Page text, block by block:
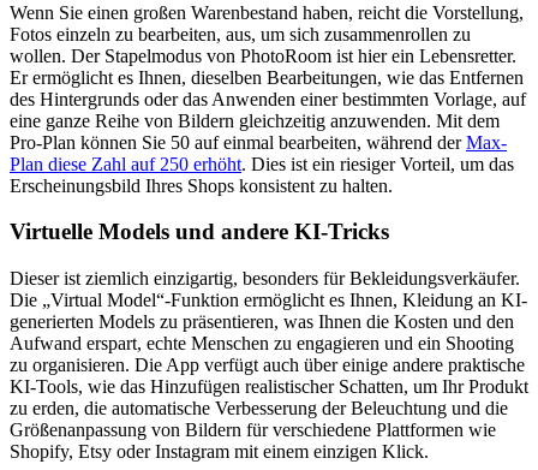
Wenn Sie einen großen Warenbestand haben, reicht die Vorstellung,
Fotos einzeln zu bearbeiten, aus, um sich zusammenrollen zu
wollen. Der Stapelmodus von PhotoRoom ist hier ein Lebensretter.
Er ermöglicht es Ihnen, dieselben Bearbeitungen, wie das Entfernen
des Hintergrunds oder das Anwenden einer bestimmten Vorlage, auf
eine ganze Reihe von Bildern gleichzeitig anzuwenden. Mit dem
Pro-Plan können Sie 50 auf einmal bearbeiten, während derMax-
Plan diese Zahl auf 250 erhöht. Dies ist ein riesiger Vorteil, um das
Erscheinungsbild Ihres Shops konsistent zu halten.
Virtuelle Models und andere KI-Tricks
Dieser ist ziemlich einzigartig, besonders für Bekleidungsverkäufer.
Die „Virtual Model“-Funktion ermöglicht es Ihnen, Kleidung an KI-
generierten Models zu präsentieren, was Ihnen die Kosten und den
Aufwand erspart, echte Menschen zu engagieren und ein Shooting
zu organisieren. Die App verfügt auch über einige andere praktische
KI-Tools, wie das Hinzufügen realistischer Schatten, um Ihr Produkt
zu erden, die automatische Verbesserung der Beleuchtung und die
Größenanpassung von Bildern für verschiedene Plattformen wie
Shopify, Etsy oder Instagram mit einem einzigen Klick.